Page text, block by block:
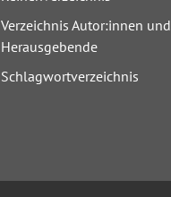
Verzeichnis Autor:innen und
Herausgebende
Schlagwortverzeichnis